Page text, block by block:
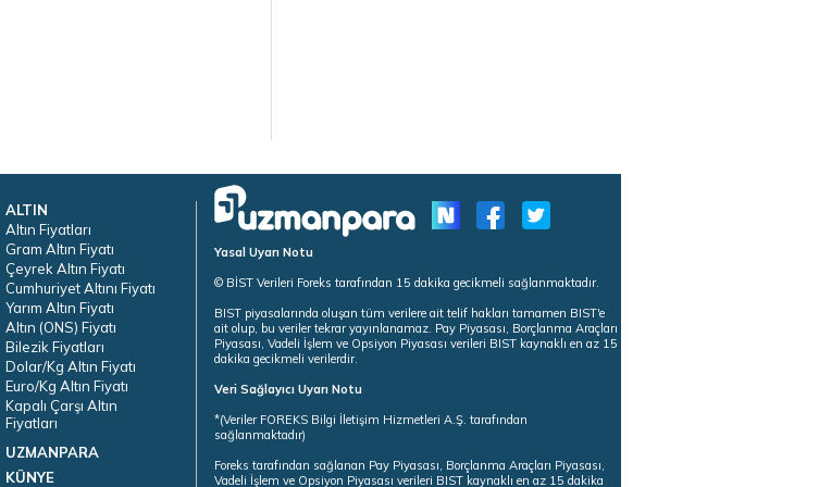
ALTIN
Altın Fiyatları
Gram Altın Fiyatı
Çeyrek Altın Fiyatı
Cumhuriyet Altını Fiyatı
Yarım Altın Fiyatı
Altın (ONS) Fiyatı
Bilezik Fiyatları
Dolar/Kg Altın Fiyatı
Euro/Kg Altın Fiyatı
Kapalı Çarşı Altın
Fiyatları
UZMANPARA
KÜNYE
Yasal Uyarı Notu
© BİST Verileri Foreks tarafından 15 dakika gecikmeli sağlanmaktadır.
BIST piyasalarında oluşan tüm verilere ait telif hakları tamamen BIST'e
ait olup, bu veriler tekrar yayınlanamaz. Pay Piyasası, Borçlanma Araçları
Piyasası, Vadeli İşlem ve Opsiyon Piyasası verileri BIST kaynaklı en az 15
dakika gecikmeli verilerdir.
Veri Sağlayıcı Uyarı Notu
*(Veriler FOREKS Bilgi İletişim Hizmetleri A.Ş. tarafından
sağlanmaktadır)
Foreks tarafından sağlanan Pay Piyasası, Borçlanma Araçları Piyasası,
Vadeli İşlem ve Opsiyon Piyasası verileri BIST kaynaklı en az 15 dakika